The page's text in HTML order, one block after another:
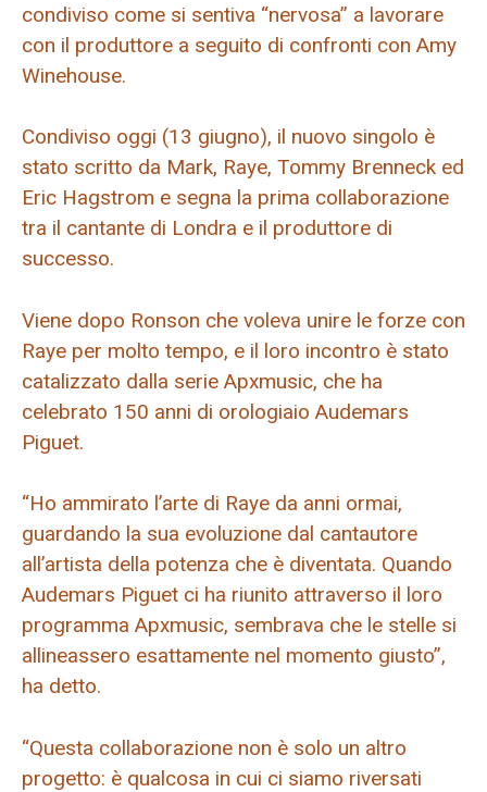
condiviso come si sentiva “nervosa” a lavorare
con il produttore a seguito di confronti con Amy
Winehouse.
Condiviso oggi (13 giugno), il nuovo singolo è
stato scritto da Mark, Raye, Tommy Brenneck ed
Eric Hagstrom e segna la prima collaborazione
tra il cantante di Londra e il produttore di
successo.
Viene dopo Ronson che voleva unire le forze con
Raye per molto tempo, e il loro incontro è stato
catalizzato dalla serie Apxmusic, che ha
celebrato 150 anni di orologiaio Audemars
Piguet.
“Ho ammirato l’arte di Raye da anni ormai,
guardando la sua evoluzione dal cantautore
all’artista della potenza che è diventata. Quando
Audemars Piguet ci ha riunito attraverso il loro
programma Apxmusic, sembrava che le stelle si
allineassero esattamente nel momento giusto”,
ha detto.
“Questa collaborazione non è solo un altro
progetto: è qualcosa in cui ci siamo riversati